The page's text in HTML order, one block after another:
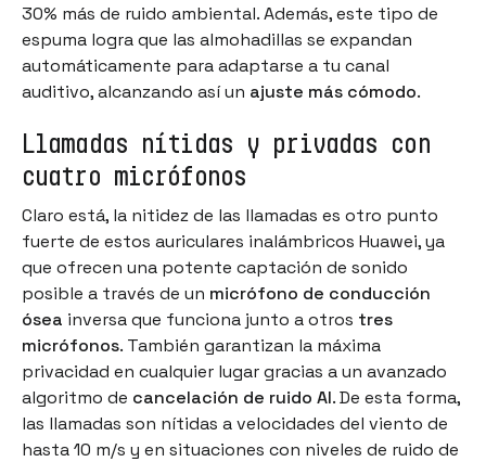
30% más de ruido ambiental. Además, este tipo de
espuma logra que las almohadillas se expandan
automáticamente para adaptarse a tu canal
auditivo, alcanzando así un ajuste más cómodo.
Llamadas nítidas y privadas con
cuatro micrófonos
Claro está, la nitidez de las llamadas es otro punto
fuerte de estos auriculares inalámbricos Huawei, ya
que ofrecen una potente captación de sonido
posible a través de un micrófono de conducción
ósea inversa que funciona junto a otros tres
micrófonos. También garantizan la máxima
privacidad en cualquier lugar gracias a un avanzado
algoritmo de cancelación de ruido AI. De esta forma,
las llamadas son nítidas a velocidades del viento de
hasta 10 m/s y en situaciones con niveles de ruido de